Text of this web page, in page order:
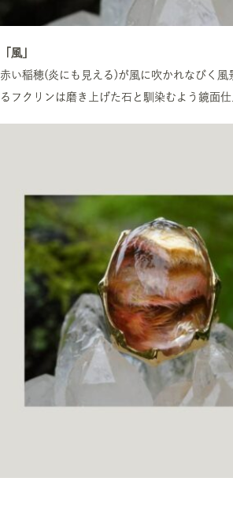
「風」
赤い稲穂(炎にも見える)が風に吹かれなびく
るフクリンは磨き上げた石と馴染むよう鏡面